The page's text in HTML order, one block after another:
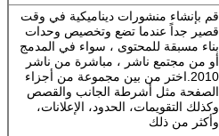
قم بإنشاء منشورات ديناميكية في وقت
قصير جداً عندما تضع وتخصيص وحدات
بناء مسبقة للمحتوى ، سواء في المدمج
أو من مجتمع ناشر ، مباشرة من ناشر
2010.اختر من بين مجموعة من أجزاء
الصفحة مثل أشرطة الجانب والقصص
وكذلك التقويمات، الحدود، الإعلانات،
وأكثر من ذلك